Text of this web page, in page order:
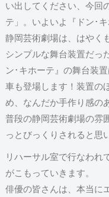
い出してください、今回
テ」。いよいよ『ドン･
静岡芸術劇場は、はやく
シンプルな舞台装置だっ
ン･キホーテ』の舞台装
車も登場します！装置の
め、なんだか手作り感の
普段の静岡芸術劇場の雰
っとびっくりされると思
リハーサル室で行なわれ
がこもっていきます。
俳優の皆さんは、本当に